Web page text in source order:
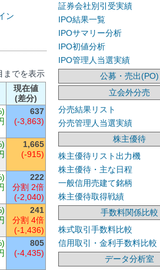
ン
までを表示
現在値
(差分)
637
(-3,863)
1,665
(-915)
222
分割 2倍
(-2,040)
241
分割 4倍
(-1,436)
805
(-4,435)
証券会社別引受実績
IPO結果一覧
IPOサマリー分析
IPO初値分析
IPO管理人当選実績
公募・売出(PO)
立会外分売
分売結果リスト
分売管理人当選実績
株主優待
株主優待リスト出力機
株主優待・主な日程
一般信用売建て銘柄
株主優待取得戦績
手数料関係比較
株式取引手数料比較
信用取引・金利手数料比較
データ分析室